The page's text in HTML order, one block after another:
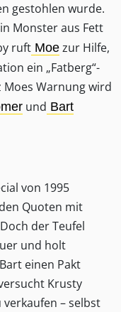
gestohlen wurde.
Monster aus Fett
ruft Moe zur Hilfe,
ein „Fatberg“-
Warnung wird
und Bart
von 1995
Quoten mit
der Teufel
und holt
einen Pakt
Krusty
– selbst